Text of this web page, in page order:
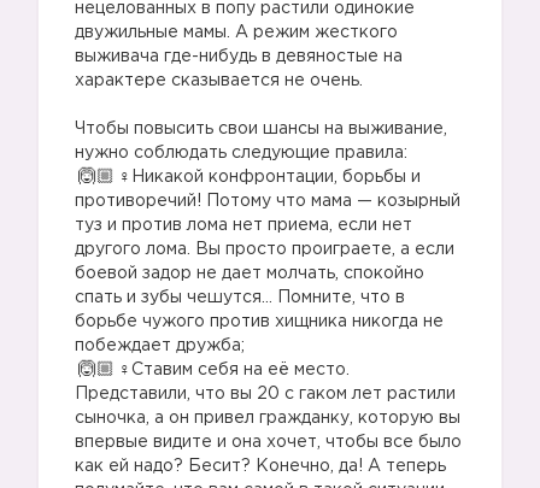
нецелованных в попу растили одинокие
двужильные мамы. А режим жесткого
выживача где-нибудь в девяностые на
характере сказывается не очень.
Чтобы повысить свои шансы на выживание,
нужно соблюдать следующие правила:
‍♀️Никакой конфронтации, борьбы и
противоречий! Потому что мама — козырный
туз и против лома нет приема, если нет
другого лома. Вы просто проиграете, а если
боевой задор не дает молчать, спокойно
спать и зубы чешутся… Помните, что в
борьбе чужого против хищника никогда не
побеждает дружба;
‍♀️Ставим себя на её место.
Представили, что вы 20 с гаком лет растили
сыночка, а он привел гражданку, которую вы
впервые видите и она хочет, чтобы все было
как ей надо? Бесит? Конечно, да! А теперь